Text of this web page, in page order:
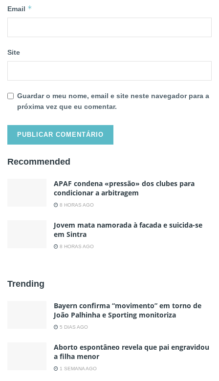
Email *
Site
Guardar o meu nome, email e site neste navegador para a
próxima vez que eu comentar.
Recommended
APAF condena «pressão» dos clubes para
condicionar a arbitragem
8 HORAS AGO
Jovem mata namorada à facada e suicida-se
em Sintra
8 HORAS AGO
Trending
Bayern confirma “movimento” em torno de
João Palhinha e Sporting monitoriza
5 DIAS AGO
Aborto espontâneo revela que pai engravidou
a filha menor
1 SEMANA AGO